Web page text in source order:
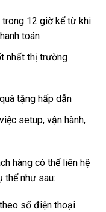
trong 12 giờ kể từ khi
toán
nhất thị trường
tặng hấp dẫn
setup, vận hành,
hàng có thể liên hệ
thể như sau:
số điện thoại